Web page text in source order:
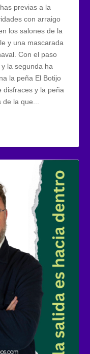
previas a la
con arraigo
los salones de la
y una mascarada
Con el paso
la segunda ha
la peña El Botijo
disfraces y la peña
la que...